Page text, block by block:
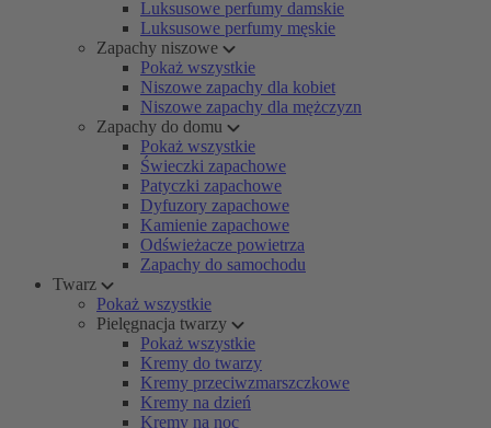
Luksusowe perfumy damskie
Luksusowe perfumy męskie
Zapachy niszowe
Pokaż wszystkie
Niszowe zapachy dla kobiet
Niszowe zapachy dla mężczyzn
Zapachy do domu
Pokaż wszystkie
Świeczki zapachowe
Patyczki zapachowe
Dyfuzory zapachowe
Kamienie zapachowe
Odświeżacze powietrza
Zapachy do samochodu
Twarz
Pokaż wszystkie
Pielęgnacja twarzy
Pokaż wszystkie
Kremy do twarzy
Kremy przeciwzmarszczkowe
Kremy na dzień
Kremy na noc